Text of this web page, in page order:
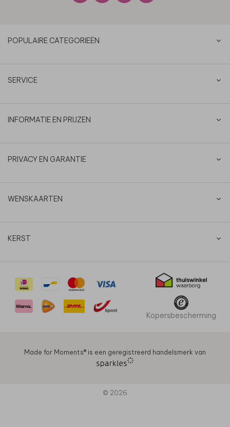
POPULAIRE CATEGORIEËN
SERVICE
INFORMATIE EN PRIJZEN
PRIVACY EN GARANTIE
WENSKAARTEN
KERST
Kopersbescherming
Made for Moments®️ is een geregistreerd handelsmerk van
© 2026